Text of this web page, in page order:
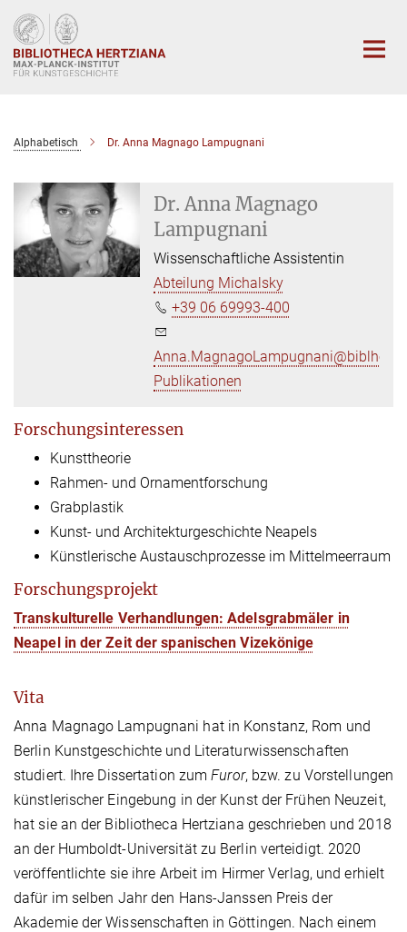
Hauptinhalt
Alphabetisch Dr. Anna Magnago Lampugnani
Dr. Anna Magnago
Lampugnani
Wissenschaftliche Assistentin
Abteilung Michalsky
+39 06 69993-400
Publikationen
Forschungsinteressen
Kunsttheorie
Rahmen- und Ornamentforschung
Grabplastik
Kunst- und Architekturgeschichte Neapels
Künstlerische Austauschprozesse im Mittelmeerraum
Forschungsprojekt
Transkulturelle Verhandlungen: Adelsgrabmäler in
Neapel in der Zeit der spanischen Vizekönige
Vita
Anna Magnago Lampugnani hat in Konstanz, Rom und
Berlin Kunstgeschichte und Literaturwissenschaften
studiert. Ihre Dissertation zumFuror, bzw. zu Vorstellungen
künstlerischer Eingebung in der Kunst der Frühen Neuzeit,
hat sie an der Bibliotheca Hertziana geschrieben und 2018
an der Humboldt-Universität zu Berlin verteidigt. 2020
veröffentlichte sie ihre Arbeit im Hirmer Verlag, und erhielt
dafür im selben Jahr den Hans-Janssen Preis der
Akademie der Wissenschaften in Göttingen. Nach einem